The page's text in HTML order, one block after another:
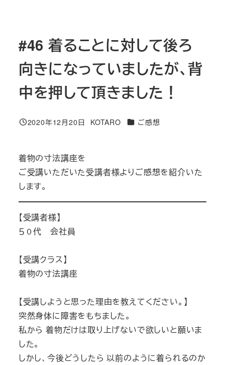
#46 着ることに対して後ろ
向きになっていましたが、背
中を押して頂きました！
投稿日
2020年12月20日
著
KOTARO カテゴリー
ご感想
着物の寸法講座を
ご受講いただいた受講者様よりご感想を紹介いた
します。
【受講者様】
５０代 会社員
【受講クラス】
着物の寸法講座
【受講しようと思った理由を教えてください。】
突然身体に障害をもちました。
私から 着物だけは取り上げないで欲しいと願いま
した。
しかし、今後どうしたら 以前のように着られるのか